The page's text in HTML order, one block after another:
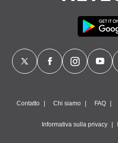
Contatto Chi siamo FAQ
Informativa sulla privacy